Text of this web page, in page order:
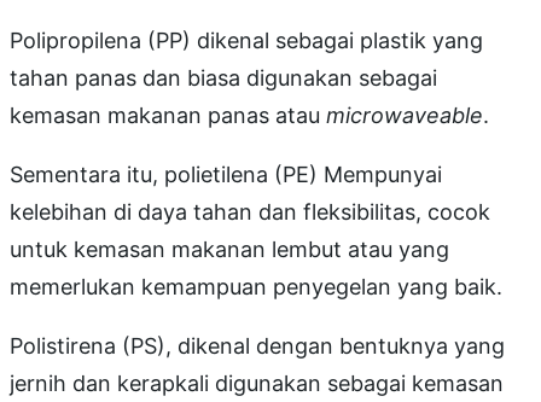
Polipropilena (PP) dikenal sebagai plastik yang
tahan panas dan biasa digunakan sebagai
kemasan makanan panas atau microwaveable.
Sementara itu, polietilena (PE) Mempunyai
kelebihan di daya tahan dan fleksibilitas, cocok
untuk kemasan makanan lembut atau yang
memerlukan kemampuan penyegelan yang baik.
Polistirena (PS), dikenal dengan bentuknya yang
jernih dan kerapkali digunakan sebagai kemasan